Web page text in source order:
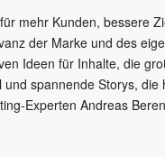
mehr Kunden, bessere
der Marke und des
Ideen für Inhalte, die
spannende Storys, die
Experten Andreas